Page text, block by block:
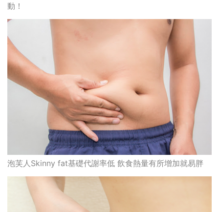
動！
泡芙人Skinny fat基礎代謝率低 飲食熱量有所增加就易胖